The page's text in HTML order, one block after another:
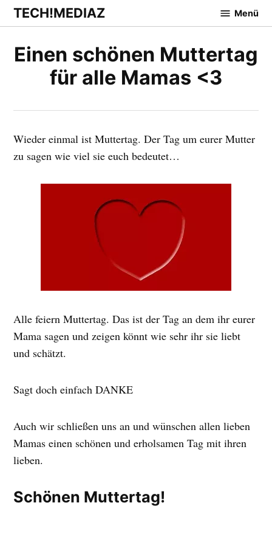
Zum
Inhalt
TECH!MEDIAZ Menü
Einen schönen Muttertag
für alle Mamas <3
Wieder einmal ist Muttertag. Der Tag um eurer Mutter
zu sagen wie viel sie euch bedeutet…
Alle feiern Muttertag. Das ist der Tag an dem ihr eurer
Mama sagen und zeigen könnt wie sehr ihr sie liebt
und schätzt.
Sagt doch einfach DANKE
Auch wir schließen uns an und wünschen allen lieben
Mamas einen schönen und erholsamen Tag mit ihren
lieben.
Schönen Muttertag!